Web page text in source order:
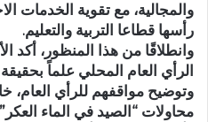
والمجالية، مع تقوية الخدمات
رأسها قطاعا التربية والتعليم.
وانطلاقًا من هذا المنظور،
الرأي العام المحلي علماً
وتوضيح مواقفهم للرأي العام،
محاولات “الصيد في الماء